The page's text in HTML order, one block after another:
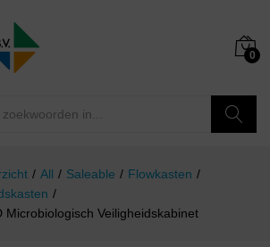
0
/ All / Saleable / Flowkasten /
/
Microbiologisch Veiligheidskabinet